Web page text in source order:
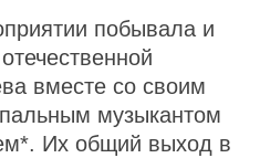
побывала и
вместе со своим
музыкантом
Их общий выход в